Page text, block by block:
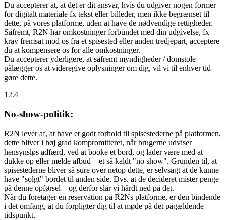
Du accepterer at, at det er dit ansvar, hvis du udgiver nogen former
for digitalt materiale fx tekst eller billeder, men ikke begrænset til
dette, på vores platforme, uden at have de nødvendige rettigheder.
Såfremt, R2N har omkostninger forbundet med din udgivelse, fx
krav fremsat mod os fra et spisested eller anden tredjepart, acceptere
du at kompensere os for alle omkostninger.
Du accepterer yderligere, at såfremt myndigheder / domstole
pålægger os at videregive oplysninger om dig, vil vi til enhver tid
gøre dette.
12.4
No-show-politik:
R2N lever af, at have et godt forhold til spisestederne på platformen,
dette bliver i høj grad kompromitteret, når brugerne udviser
hensynsløs adfærd, ved at booke et bord, og lader være med at
dukke op eller melde afbud – et så kaldt "no show". Grunden til, at
spisestederne bliver så sure over netop dette, er selvsagt at de kunne
have "solgt" bordet til anden side. Dvs. at de decideret mister penge
på denne opførsel – og derfor slår vi hårdt ned på det.
Når du foretager en reservation på R2Ns platforme, er den bindende
i det omfang, at du forpligter dig til at møde på det pågældende
tidspunkt.